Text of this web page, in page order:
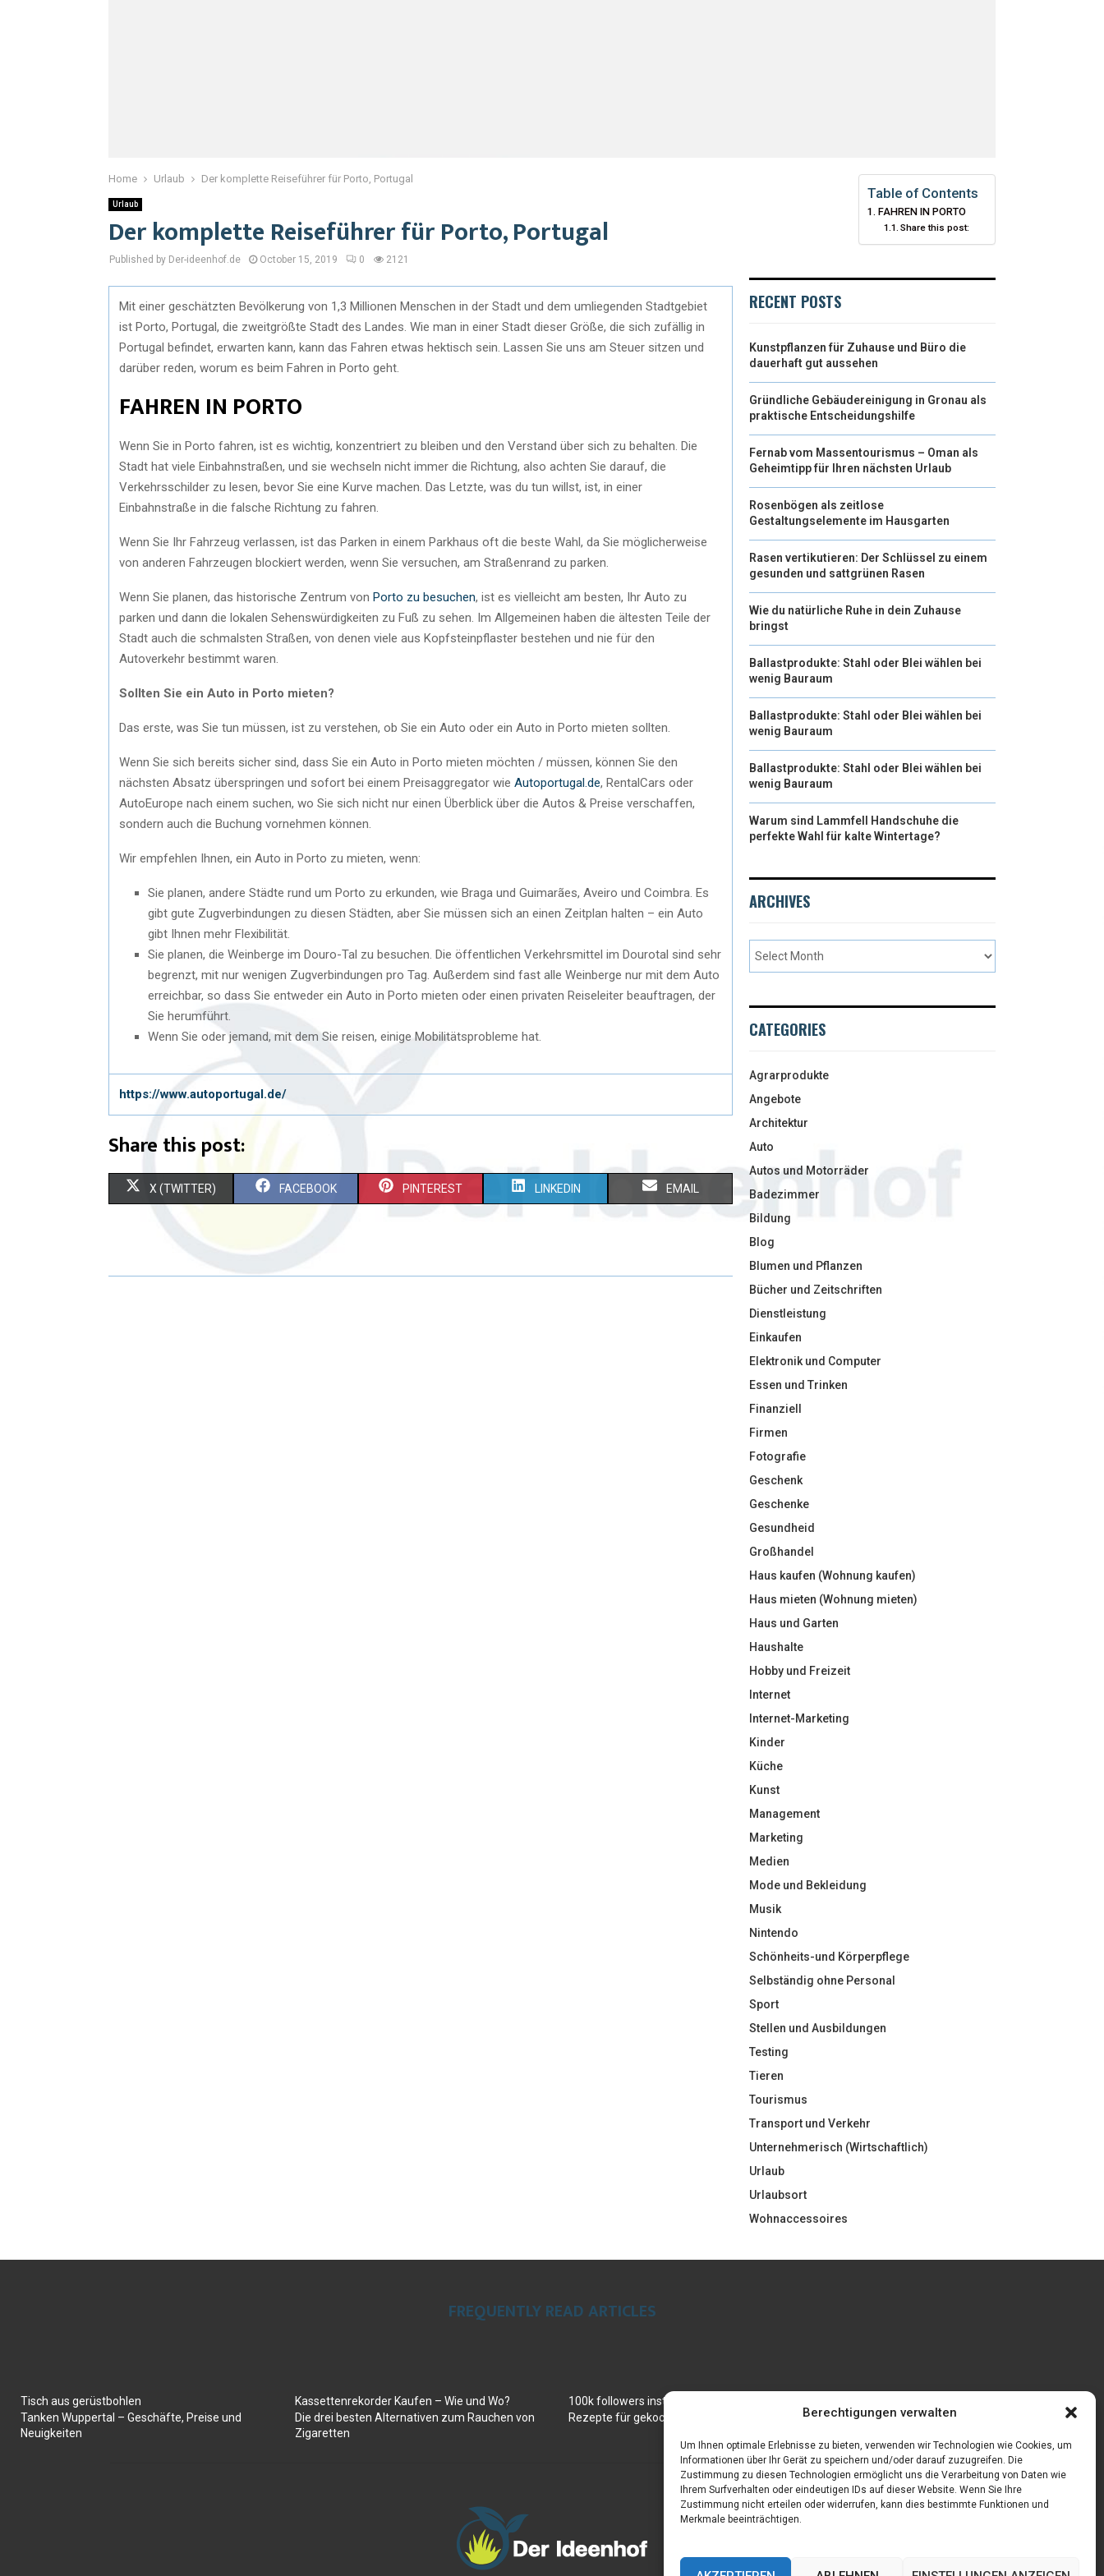
Berechtigungen verwalten
Um Ihnen optimale Erlebnisse zu bieten, verwenden wir Technologien wie Cookies, um
Informationen über Ihr Gerät zu speichern und/oder darauf zuzugreifen. Die
Zustimmung zu diesen Technologien ermöglicht uns die Verarbeitung von Daten wie
Ihrem Surfverhalten oder eindeutigen IDs auf dieser Website. Wenn Sie Ihre
Zustimmung nicht erteilen oder widerrufen, kann dies bestimmte Funktionen und
Merkmale beeinträchtigen.
Home Urlaub Der komplette Reiseführer für Porto, Portugal
Urlaub
Der komplette Reiseführer für Porto, Portugal
Published by Der-ideenhof.de October 15, 2019 0 2121
Mit einer geschätzten Bevölkerung von 1,3 Millionen Menschen in der Stadt und dem umliegenden Stadtgebiet
ist Porto, Portugal, die zweitgrößte Stadt des Landes. Wie man in einer Stadt dieser Größe, die sich zufällig in
Portugal befindet, erwarten kann, kann das Fahren etwas hektisch sein. Lassen Sie uns am Steuer sitzen und
darüber reden, worum es beim Fahren in Porto geht.
FAHREN IN PORTO
Wenn Sie in Porto fahren, ist es wichtig, konzentriert zu bleiben und den Verstand über sich zu behalten. Die
Stadt hat viele Einbahnstraßen, und sie wechseln nicht immer die Richtung, also achten Sie darauf, die
Verkehrsschilder zu lesen, bevor Sie eine Kurve machen. Das Letzte, was du tun willst, ist, in einer
Einbahnstraße in die falsche Richtung zu fahren.
Wenn Sie Ihr Fahrzeug verlassen, ist das Parken in einem Parkhaus oft die beste Wahl, da Sie möglicherweise
von anderen Fahrzeugen blockiert werden, wenn Sie versuchen, am Straßenrand zu parken.
Wenn Sie planen, das historische Zentrum von Porto zu besuchen, ist es vielleicht am besten, Ihr Auto zu
parken und dann die lokalen Sehenswürdigkeiten zu Fuß zu sehen. Im Allgemeinen haben die ältesten Teile der
Stadt auch die schmalsten Straßen, von denen viele aus Kopfsteinpflaster bestehen und nie für den
Autoverkehr bestimmt waren.
Sollten Sie ein Auto in Porto mieten?
Das erste, was Sie tun müssen, ist zu verstehen, ob Sie ein Auto oder ein Auto in Porto mieten sollten.
Wenn Sie sich bereits sicher sind, dass Sie ein Auto in Porto mieten möchten / müssen, können Sie den
nächsten Absatz überspringen und sofort bei einem Preisaggregator wie Autoportugal.de, RentalCars oder
AutoEurope nach einem suchen, wo Sie sich nicht nur einen Überblick über die Autos & Preise verschaffen,
sondern auch die Buchung vornehmen können.
Wir empfehlen Ihnen, ein Auto in Porto zu mieten, wenn:
Sie planen, andere Städte rund um Porto zu erkunden, wie Braga und Guimarães, Aveiro und Coimbra. Es
gibt gute Zugverbindungen zu diesen Städten, aber Sie müssen sich an einen Zeitplan halten – ein Auto
gibt Ihnen mehr Flexibilität.
Sie planen, die Weinberge im Douro-Tal zu besuchen. Die öffentlichen Verkehrsmittel im Dourotal sind sehr
begrenzt, mit nur wenigen Zugverbindungen pro Tag. Außerdem sind fast alle Weinberge nur mit dem Auto
erreichbar, so dass Sie entweder ein Auto in Porto mieten oder einen privaten Reiseleiter beauftragen, der
Sie herumführt.
Wenn Sie oder jemand, mit dem Sie reisen, einige Mobilitätsprobleme hat.
https://www.autoportugal.de/
Share this post:
X (TWITTER) FACEBOOK PINTEREST LINKEDIN EMAIL
Table of Contents
FAHREN IN PORTO
Share this post:
RECENT POSTS
Kunstpflanzen für Zuhause und Büro die
dauerhaft gut aussehen
Gründliche Gebäudereinigung in Gronau als
praktische Entscheidungshilfe
Fernab vom Massentourismus – Oman als
Geheimtipp für Ihren nächsten Urlaub
Rosenbögen als zeitlose
Gestaltungselemente im Hausgarten
Rasen vertikutieren: Der Schlüssel zu einem
gesunden und sattgrünen Rasen
Wie du natürliche Ruhe in dein Zuhause
bringst
Ballastprodukte: Stahl oder Blei wählen bei
wenig Bauraum
Ballastprodukte: Stahl oder Blei wählen bei
wenig Bauraum
Ballastprodukte: Stahl oder Blei wählen bei
wenig Bauraum
Warum sind Lammfell Handschuhe die
perfekte Wahl für kalte Wintertage?
ARCHIVES
CATEGORIES
Agrarprodukte
Angebote
Architektur
Auto
Autos und Motorräder
Badezimmer
Bildung
Blog
Blumen und Pflanzen
Bücher und Zeitschriften
Dienstleistung
Einkaufen
Elektronik und Computer
Essen und Trinken
Finanziell
Firmen
Fotografie
Geschenk
Geschenke
Gesundheid
Großhandel
Haus kaufen (Wohnung kaufen)
Haus mieten (Wohnung mieten)
Haus und Garten
Haushalte
Hobby und Freizeit
Internet
Internet-Marketing
Kinder
Küche
Kunst
Management
Marketing
Medien
Mode und Bekleidung
Musik
Nintendo
Schönheits-und Körperpflege
Selbständig ohne Personal
Sport
Stellen und Ausbildungen
Testing
Tieren
Tourismus
Transport und Verkehr
Unternehmerisch (Wirtschaftlich)
Urlaub
Urlaubsort
Wohnaccessoires
FREQUENTLY READ ARTICLES
Tisch aus gerüstbohlen
Tanken Wuppertal – Geschäfte, Preise und
Neuigkeiten
Kassettenrekorder Kaufen – Wie und Wo?
Die drei besten Alternativen zum Rauchen von
Zigaretten
100k followers instagram buy
Rezepte für gekochte Süßkartoffeln
eigenen Bild